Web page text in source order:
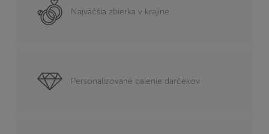
Najväčšia zbierka v krajine
Personalizované balenie darčekov